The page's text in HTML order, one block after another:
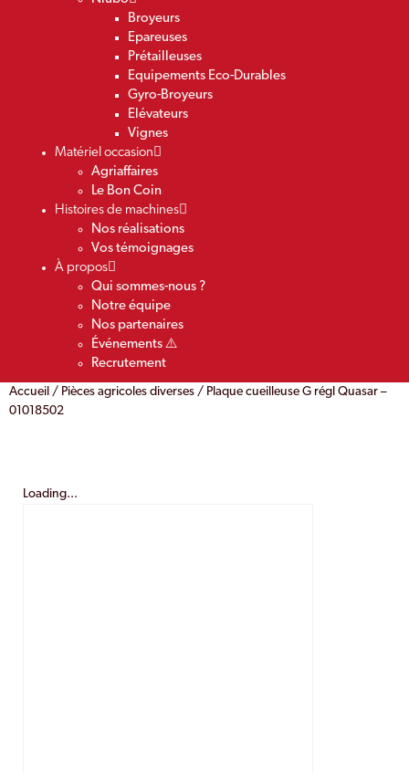
Broyeurs
Epareuses
Prétailleuses
Equipements Eco-Durables
Gyro-Broyeurs
Elévateurs
Vignes
Matériel occasion
Agriaffaires
Le Bon Coin
Histoires de machines
Nos réalisations
Vos témoignages
À propos
Qui sommes-nous ?
Notre équipe
Nos partenaires
Événements ⚠️
Recrutement
Accueil / Pièces agricoles diverses / Plaque cueilleuse G régl Quasar –
01018502
Loading...